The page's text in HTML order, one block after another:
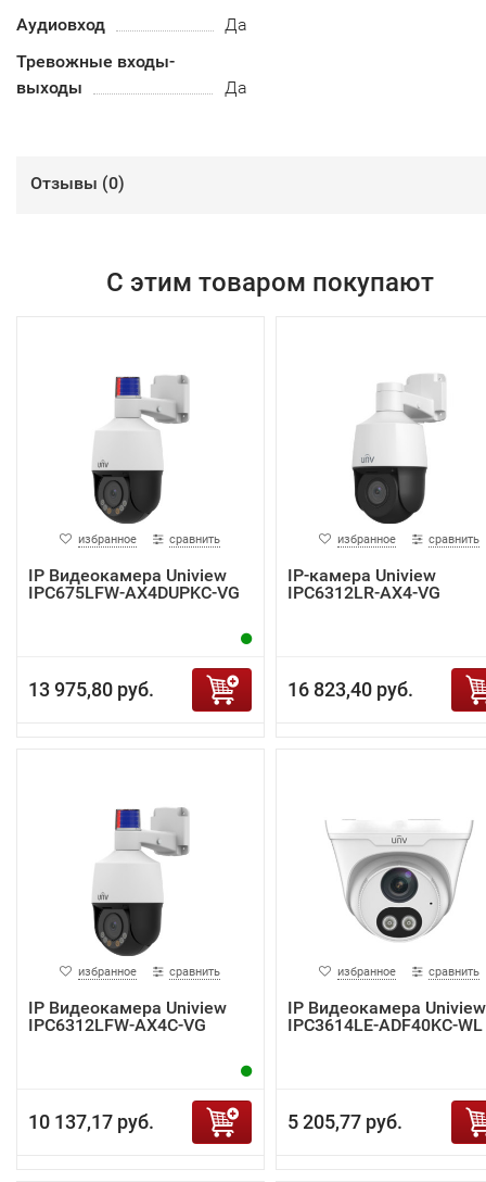
Аудиовход
Да
Тревожные входы-
выходы
Да
Отзывы (0)
С этим товаром покупают
избранное сравнить
IP Видеокамера Uniview
IPC675LFW-AX4DUPKC-VG
13 975,80 руб.
избранное сравнить
IP-камера Uniview
IPC6312LR-AX4-VG
16 823,40 руб.
избранное сравнить
IP Видеокамера Uniview
IPC6312LFW-AX4C-VG
10 137,17 руб.
избранное сравнить
IP Видеокамера Uniview
IPC3614LE-ADF40KC-WL
5 205,77 руб.